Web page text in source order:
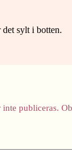
det sylt i botten.
inte publiceras.